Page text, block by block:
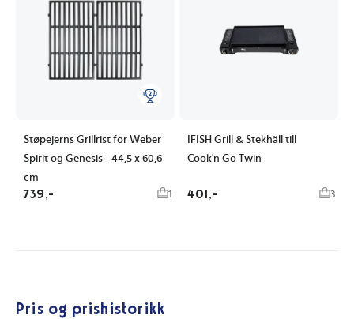
Støpejerns Grillrist for Weber
Spirit og Genesis - 44,5 x 60,6
cm
739,- 1
IFISH Grill & Stekhäll till
Cook'n Go Twin
401,- 3
Pris og prishistorikk